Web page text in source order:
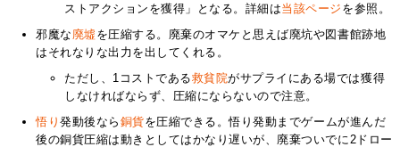
ストアクションを獲得」となる。詳細は当該ページ を参照。
邪魔な 廃墟 を圧縮する。廃棄のオマケと思えば廃坑や図書館跡地
はそれなりな出力を出してくれる。
ただし、1コストである救貧院がサプライにある場では獲得
しなければならず、圧縮にならないので注意。
悟り発動後なら 銅貨を圧縮できる。悟り発動までゲームが進んだ
後の銅貨圧縮は動きとしてはかなり遅いが、廃棄ついでに2ドロー